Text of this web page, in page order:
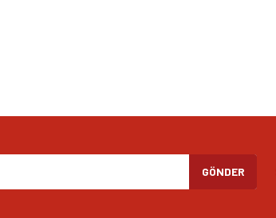
GÖNDER